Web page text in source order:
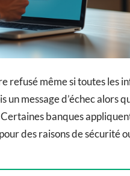
refusé même si toutes les
message d’échec alors
banques
des raisons de sécurité